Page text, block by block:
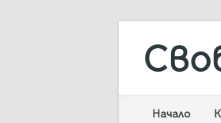
Main
Начало